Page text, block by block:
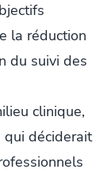
la réduction
du suivi des
clinique,
déciderait